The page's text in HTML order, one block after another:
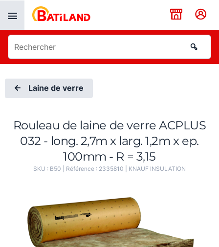
Laine de verre
Rouleau de laine de verre ACPLUS
032 - long. 2,7m x larg. 1,2m x ep.
100mm - R = 3,15
SKU : B50 | Référence : 2335810 KNAUF INSULATION
Panneau de gestion des cookies